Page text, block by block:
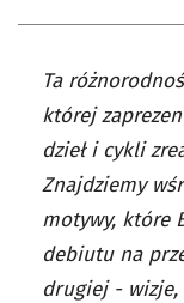
Ta
której
dzieł i cykli
Znajdziemy
motywy, które
debiutu na
drugiej -